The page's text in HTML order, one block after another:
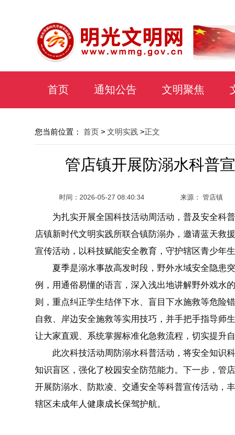
首页 通知公告 文明聚焦
您当前位置： 首页 > 文明实践 >正文
管店镇开展防溺水科普
时间： 2026-05-27 08:40:34 来源： 管店镇
为扎实开展全国科技活动周活动，普及安全科
店镇新时代文明实践所联合镇防溺办，邀请蓝天救
宣传活动，以科技赋能安全教育，守护辖区青少年生
夏季是溺水事故高发时段，野外水域安全隐患
例，用通俗易懂的语言，深入浅出地讲解野外戏水
则，重点纠正学生结伴下水、盲目下水施救等危险
自救、岸边安全施救等实用技巧，并手把手指导师
让大家直观、系统掌握标准化急救流程，切实提升
此次科技活动周防溺水科普活动，将安全知识
知识盲区，强化了校园安全防范能力。下一步，管
开展防溺水、防欺凌、交通安全等科普宣传活动，
辖区未成年人健康成长保驾护航。